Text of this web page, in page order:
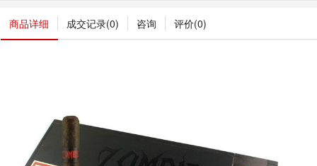
商品详细 成交记录(0) 咨询 评价(0)